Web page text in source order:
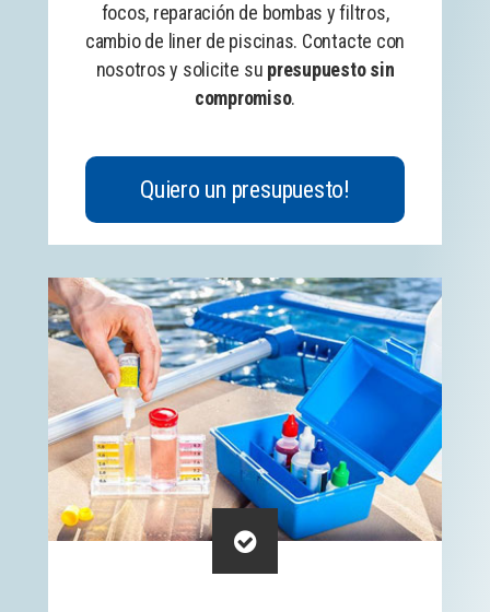
focos, reparación de bombas y filtros,
cambio de liner de piscinas. Contacte con
nosotros y solicite su presupuesto sin
compromiso.
Quiero un presupuesto!